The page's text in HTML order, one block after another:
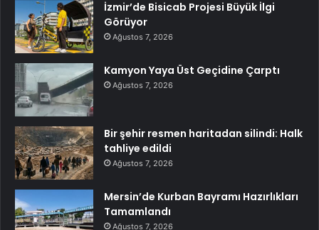
İzmir’de Bisicab Projesi Büyük İlgi
Görüyor
Ağustos 7, 2026
Kamyon Yaya Üst Geçidine Çarptı
Ağustos 7, 2026
Bir şehir resmen haritadan silindi: Halk
tahliye edildi
Ağustos 7, 2026
Mersin’de Kurban Bayramı Hazırlıkları
Tamamlandı
Ağustos 7, 2026